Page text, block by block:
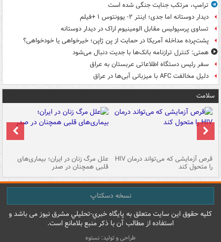
ترامپ، مرتکب جنایت جنگی شده است
دیدار دوستانه اما جدی؛ اینتر ۲- یوونتوس ۱ +فیلم
تساوی پرسپولیس مقابل الومینیوم اراک در دیدار دوستانه
پشت‌پرده مداخله آمریکا در حمایت از یِن ژاپن؛ خیرخواهی یا خودخواهی؟
همتی: کنترل ترازنامه بانک‌ها با جدیت دنبال می‌شود
سفر رئیس دستگاه اطلاعاتی عربستان به عراق
دلیل مخالفت AFC با میزبانی آبی‌ها در عراق
سلامت
قرص آزمایشی که می‌تواند درمان HIV
را متحول کند
علل مرگ زنان در ایران؛ بیماری‌های
قلبی همچنان در صدر
نسخه دسکتاپ
کليه حقوق اين سايت متعلق به پایگاه خبري-تحليلي مشرق نيوز می باشد و
استفاده از مطالب آن با ذکر منبع بلامانع است.
طراحی و تولید: نستوه